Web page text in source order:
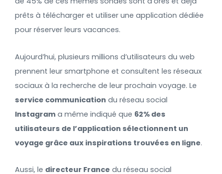
prêts à télécharger et utiliser une application dédiée
pour réserver leurs vacances.
Aujourd’hui, plusieurs millions d’utilisateurs du web
prennent leur smartphone et consultent les réseaux
sociaux à la recherche de leur prochain voyage. Le
service communication du réseau social
Instagram a même indiqué que 62% des
utilisateurs de l’application sélectionnent un
voyage grâce aux inspirations trouvées en ligne.
Aussi, le directeur France du réseau social